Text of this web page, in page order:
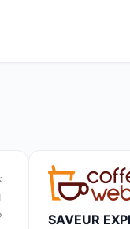
SAVEUR